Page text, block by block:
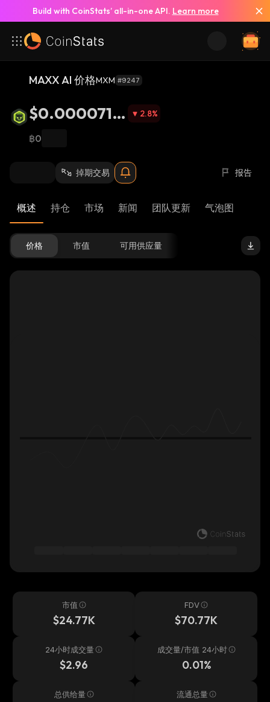
Build with CoinStats’ all-in-one API. Learn more
MAXX AI 价格MXM #9247
$0.0000716
1
2.8%
฿0
掉期交易 报告
概述 持仓 市场 新闻 团队更新 气泡图
价格 市值 可用供应量
市值
$24.77K
FDV
$70.77K
24小时成交量
$2.96
成交量/市值 24小时
0.01%
总供给量 流通总量